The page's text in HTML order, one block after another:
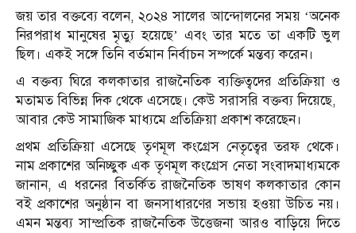
জয় তার বক্তব্যে বলেন, ২০২৪ সালের আন্দোলনের সময় ‘অনেক
নিরপরাধ মানুষের মৃত্যু হয়েছে’ এবং তার মতে তা একটি ভুল
ছিল। একই সঙ্গে তিনি বর্তমান নির্বাচন সম্পর্কে মন্তব্য করেন।
এ বক্তব্য ঘিরে কলকাতার রাজনৈতিক ব্যক্তিত্বদের প্রতিক্রিয়া ও
মতামত বিভিন্ন দিক থেকে এসেছে। কেউ সরাসরি বক্তব্য দিয়েছে,
আবার কেউ সামাজিক মাধ্যমে প্রতিক্রিয়া প্রকাশ করেছেন।
প্রথম প্রতিক্রিয়া এসেছে তৃণমূল কংগ্রেস নেতৃত্বের তরফ থেকে।
নাম প্রকাশের অনিচ্ছুক এক তৃণমূল কংগ্রেস নেতা সংবাদমাধ্যমকে
জানান, এ ধরনের বিতর্কিত রাজনৈতিক ভাষণ কলকাতার কোন
বই প্রকাশের অনুষ্ঠান বা জনসাধারণের সভায় হওয়া উচিত নয়।
এমন মন্তব্য সাম্প্রতিক রাজনৈতিক উত্তেজনা আরও বাড়িয়ে দিতে